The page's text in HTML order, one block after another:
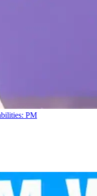
PM